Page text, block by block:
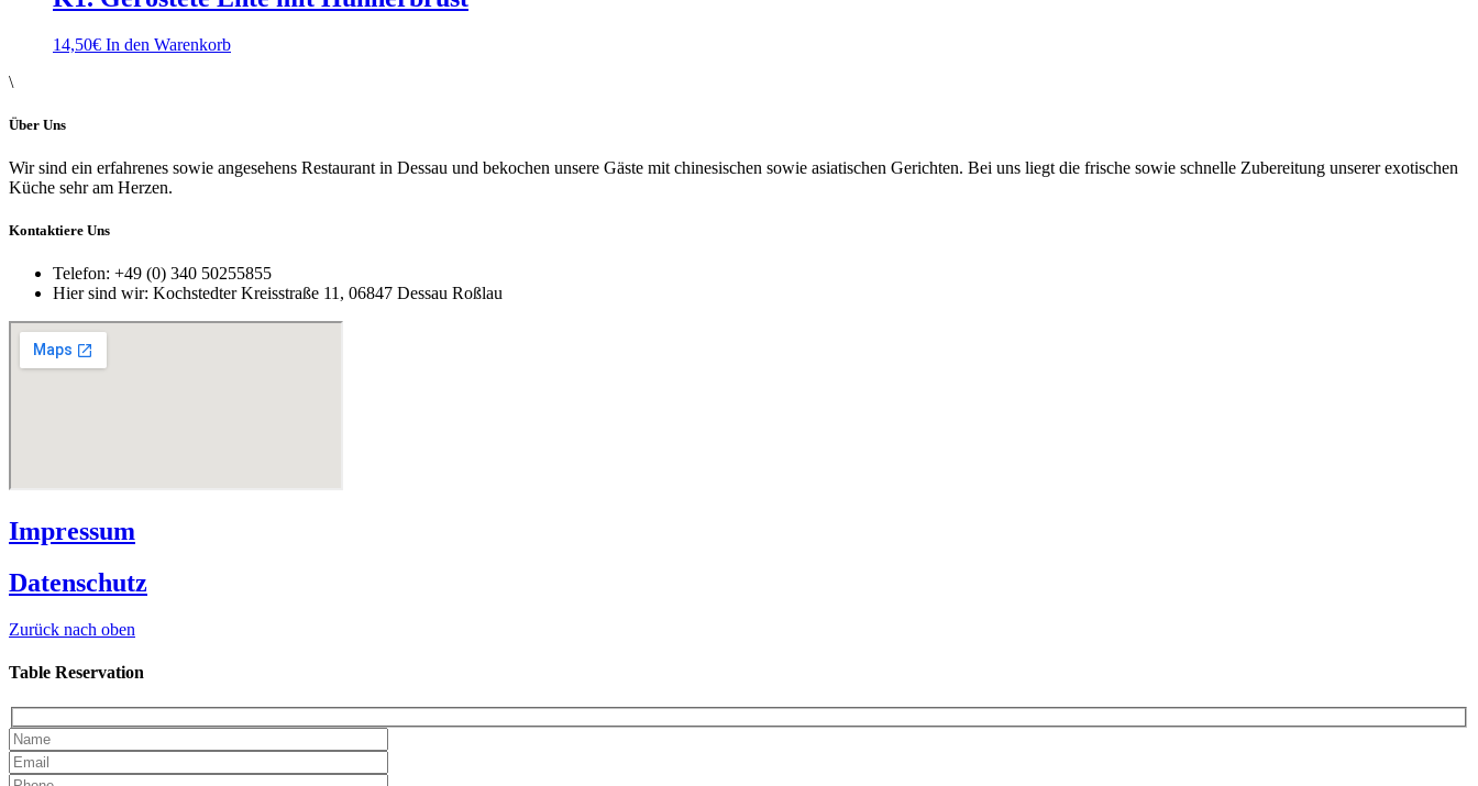
14,50€ In den Warenkorb
\
Über Uns
Wir sind ein erfahrenes sowie angesehens Restaurant in Dessau und bekochen unsere Gäste mit chinesischen sowie asiatischen Gerichten. Bei uns liegt die frische sowie schnelle Zubereitung unserer exotischen
Küche sehr am Herzen.
Kontaktiere Uns
Telefon: +49 (0) 340 50255855
Hier sind wir: Kochstedter Kreisstraße 11, 06847 Dessau Roßlau
Impressum
Datenschutz
Zurück nach oben
Table Reservation